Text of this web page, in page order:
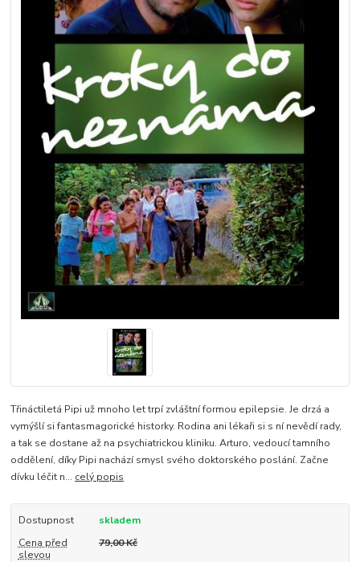
Třináctiletá Pipi už mnoho let trpí zvláštní formou epilepsie. Je drzá a
vymýšlí si fantasmagorické historky. Rodina ani lékaři si s ní nevědí rady,
a tak se dostane až na psychiatrickou kliniku. Arturo, vedoucí tamního
oddělení, díky Pipi nachází smysl svého doktorského poslání. Začne
dívku léčit n... celý popis
Dostupnost
skladem
Cena před
slevou
79,00 Kč